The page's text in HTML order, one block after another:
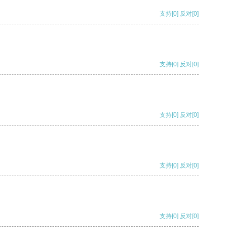
支持[0] 反对[0]
支持[0] 反对[0]
支持[0] 反对[0]
支持[0] 反对[0]
支持[0] 反对[0]